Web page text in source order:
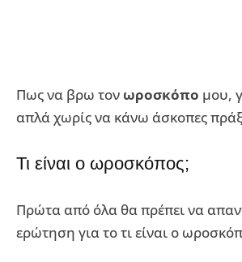
Πως να βρω τον ωροσκόπο μου,
απλά χωρίς να κάνω άσκοπες
Τι είναι ο ωροσκόπος;
Πρώτα από όλα θα πρέπει να
ερώτηση για το τι είναι ο